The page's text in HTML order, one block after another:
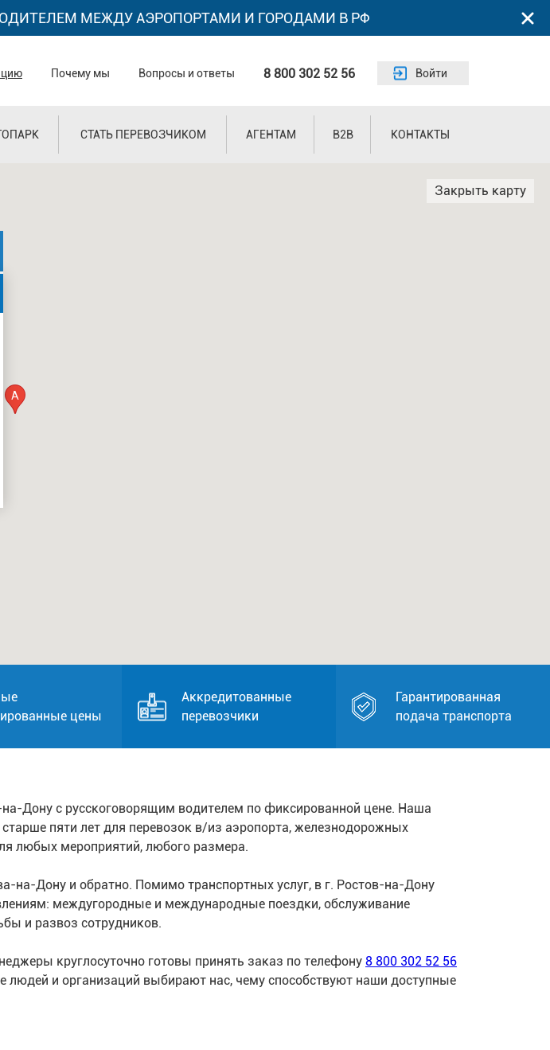
МЕЖДУ АЭРОПОРТАМИ И ГОРОДАМИ В РФ
Почему мы Вопросы и ответы 8 800 302 52 56 Войти
СТАТЬ ПЕРЕВОЗЧИКОМ АГЕНТАМ B2B КОНТАКТЫ
Закрыть карту
A
цены
Аккредитованные
перевозчики
Гарантированная
подача транспорта
Дону с русскоговорящим водителем по фиксированной цене. Наша
пяти лет для перевозок в/из аэропорта, железнодорожных
любых мероприятий, любого размера.
на-Дону и обратно. Помимо транспортных услуг, в г. Ростов-на-Дону
междугородные и международные поездки, обслуживание
и развоз сотрудников.
круглосуточно готовы принять заказ по телефону 8 800 302 52 56
и организаций выбирают нас, чему способствуют наши доступные